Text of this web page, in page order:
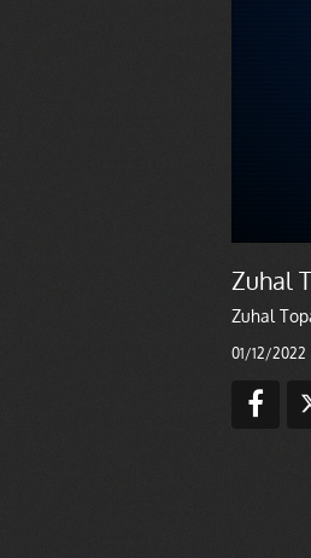
Zuhal
Zuhal
01/12/2022